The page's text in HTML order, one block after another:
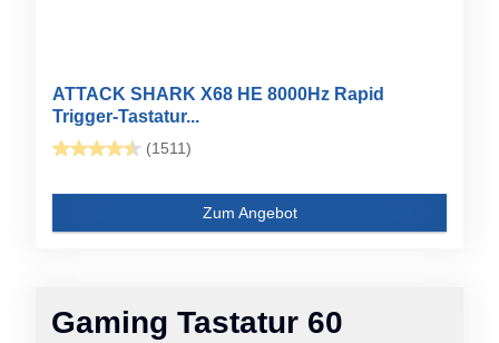
Gaming Tastatur 60
ATTACK SHARK X68 HE 8000Hz Rapid
Trigger-Tastatur...
(1511)
Zum Angebot